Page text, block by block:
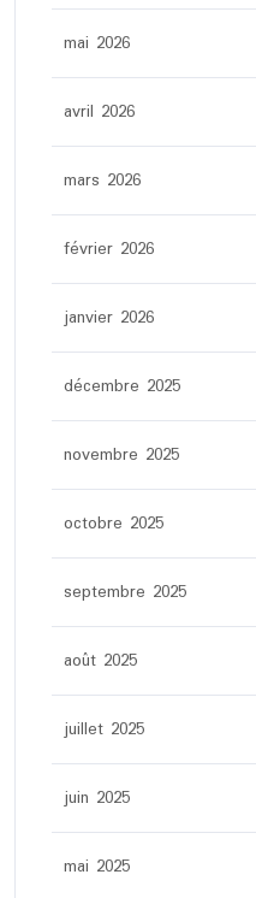
mai 2026
avril 2026
mars 2026
février 2026
janvier 2026
décembre 2025
novembre 2025
octobre 2025
septembre 2025
août 2025
juillet 2025
juin 2025
mai 2025